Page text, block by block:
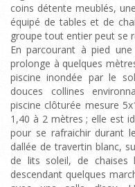
coins détente meublés,
équipé de tables et de
groupe tout entier peut se
En parcourant à pied
prolonge à quelques
piscine inondée par le
douces collines
piscine clôturée mesure
1,40 à 2 mètres ; elle est
pour se rafraichir durant
dallée de travertin blanc,
de lits soleil, de
descendant quelques